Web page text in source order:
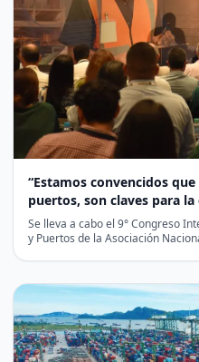
“Estamos convencidos
puertos, son claves para
desarrollo de Colombia”:
Se lleva a cabo el 9° Congreso
y Puertos de la Asociación